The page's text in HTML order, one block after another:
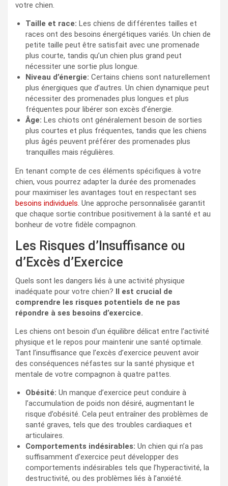
votre chien.
Taille et race: Les chiens de différentes tailles et
races ont des besoins énergétiques variés. Un chien de
petite taille peut être satisfait avec une promenade
plus courte, tandis qu’un chien plus grand peut
nécessiter une sortie plus longue.
Niveau d’énergie: Certains chiens sont naturellement
plus énergiques que d’autres. Un chien dynamique peut
nécessiter des promenades plus longues et plus
fréquentes pour libérer son excès d’énergie.
Âge: Les chiots ont généralement besoin de sorties
plus courtes et plus fréquentes, tandis que les chiens
plus âgés peuvent préférer des promenades plus
tranquilles mais régulières.
En tenant compte de ces éléments spécifiques à votre
chien, vous pourrez adapter la durée des promenades
pour maximiser les avantages tout en respectant ses
besoins individuels. Une approche personnalisée garantit
que chaque sortie contribue positivement à la santé et au
bonheur de votre fidèle compagnon.
Les Risques d’Insuffisance ou
d’Excès d’Exercice
Quels sont les dangers liés à une activité physique
inadéquate pour votre chien? Il est crucial de
comprendre les risques potentiels de ne pas
répondre à ses besoins d’exercice.
Les chiens ont besoin d’un équilibre délicat entre l’activité
physique et le repos pour maintenir une santé optimale.
Tant l’insuffisance que l’excès d’exercice peuvent avoir
des conséquences néfastes sur la santé physique et
mentale de votre compagnon à quatre pattes.
Obésité: Un manque d’exercice peut conduire à
l’accumulation de poids non désiré, augmentant le
risque d’obésité. Cela peut entraîner des problèmes de
santé graves, tels que des troubles cardiaques et
articulaires.
Comportements indésirables: Un chien qui n’a pas
suffisamment d’exercice peut développer des
comportements indésirables tels que l’hyperactivité, la
destructivité, ou des problèmes liés à l’anxiété.